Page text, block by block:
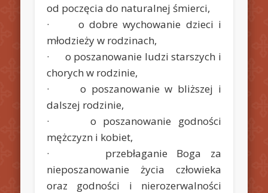
od poczęcia do naturalnej śmierci,
· o dobre wychowanie dzieci i
młodzieży w rodzinach,
· o poszanowanie ludzi starszych i
chorych w rodzinie,
· o poszanowanie w bliższej i
dalszej rodzinie,
· o poszanowanie godności
mężczyzn i kobiet,
· przebłaganie Boga za
nieposzanowanie życia człowieka
oraz godności i nierozerwalności